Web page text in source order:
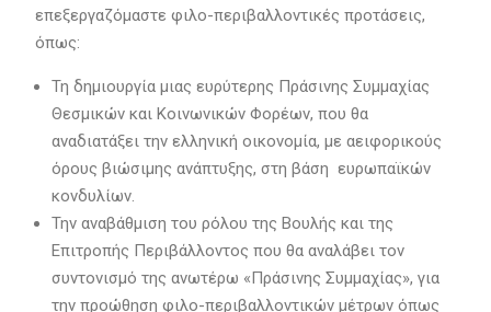
επεξεργαζόμαστε φιλο-περιβαλλοντικές προτάσεις,
όπως:
Τη δημιουργία μιας ευρύτερης Πράσινης Συμμαχίας
Θεσμικών και Κοινωνικών Φορέων, που θα
αναδιατάξει την ελληνική οικονομία, με αειφορικούς
όρους βιώσιμης ανάπτυξης, στη βάση ευρωπαϊκών
κονδυλίων.
Την αναβάθμιση του ρόλου της Βουλής και της
Επιτροπής Περιβάλλοντος που θα αναλάβει τον
συντονισμό της ανωτέρω «Πράσινης Συμμαχίας», για
την προώθηση φιλο-περιβαλλοντικών μέτρων όπως